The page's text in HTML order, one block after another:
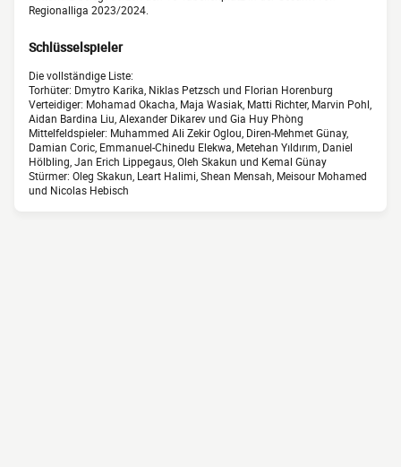
Regionalliga 2023/2024.
Schlüsselspieler
Die vollständige Liste:
Torhüter: Dmytro Karika, Niklas Petzsch und Florian Horenburg
Verteidiger: Mohamad Okacha, Maja Wasiak, Matti Richter, Marvin Pohl,
Aidan Bardina Liu, Alexander Dikarev und Gia Huy Phòng
Mittelfeldspieler: Muhammed Ali Zekir Oglou, Diren-Mehmet Günay,
Damian Coric, Emmanuel-Chinedu Elekwa, Metehan Yıldırım, Daniel
Hölbling, Jan Erich Lippegaus, Oleh Skakun und Kemal Günay
Stürmer: Oleg Skakun, Leart Halimi, Shean Mensah, Meisour Mohamed
und Nicolas Hebisch